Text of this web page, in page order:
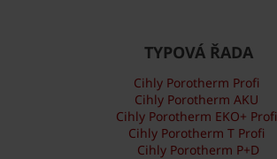
TYPOVÁ ŘADA
Cihly Porotherm Profi
Cihly Porotherm AKU
Cihly Porotherm EKO+ Profi
Cihly Porotherm T Profi
Cihly Porotherm P+D